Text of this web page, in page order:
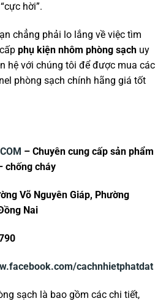
hời”.
chẳng phải lo lắng về việc tìm
phụ kiện nhôm phòng sạch uy
hệ với chúng tôi để được mua các
phòng sạch chính hãng giá tốt
– Chuyên cung cấp sản phẩm
chống cháy
Võ Nguyên Giáp, Phường
Nai
cachnhietphatdat
sạch là bao gồm các chi tiết,